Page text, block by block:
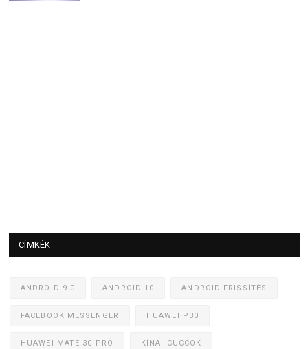
CÍMKÉK
ANDROID 9.0 ANDROID 10 ANDROID FRISSÍTÉS
FACEBOOK MESSENGER HUAWEI P30
HUAWEI MATE 30 PRO KÍNAI CUCCOK